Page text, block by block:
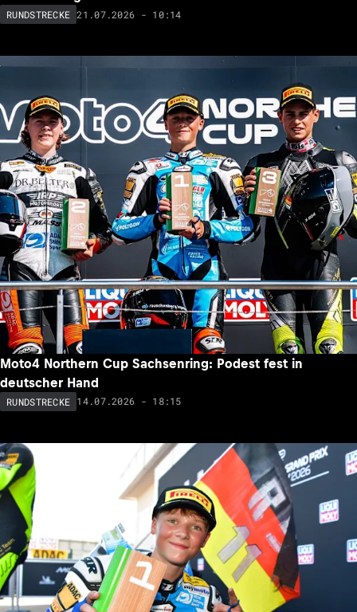
RUNDSTRECKE 21.07.2026 - 10:14
Moto4 Northern Cup Sachsenring: Podest fest in
deutscher Hand
RUNDSTRECKE 14.07.2026 - 18:15